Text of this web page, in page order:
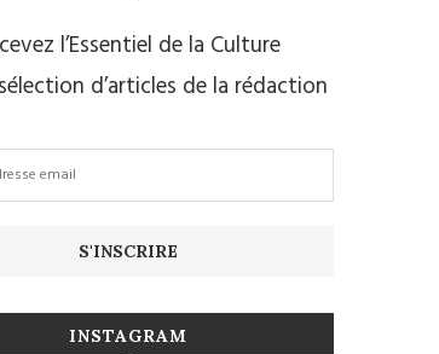
l’Essentiel de la Culture
d’articles de la rédaction
INSTAGRAM